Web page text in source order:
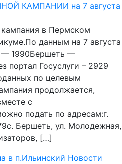
в Пермском
данным на 7 августа
— 1990Бершеть —
портал Госуслуги – 2929
по целевым
продолжается,
с
подать по адресам:г.
Бершеть, ул. Молодежная,
[…]
в п.Ильинский Новости